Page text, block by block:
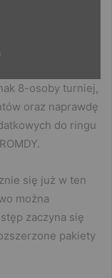
8-osoby turniej,
oraz naprawdę
do ringu
się już w ten
można
zaczyna się
pakiety